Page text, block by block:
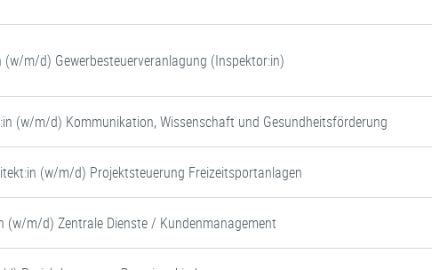
(w/m/d) Gewerbesteuerveranlagung (Inspektor:in)
(w/m/d) Kommunikation, Wissenschaft und Gesundheitsförderung
(w/m/d) Projektsteuerung Freizeitsportanlagen
(w/m/d) Zentrale Dienste / Kundenmanagement